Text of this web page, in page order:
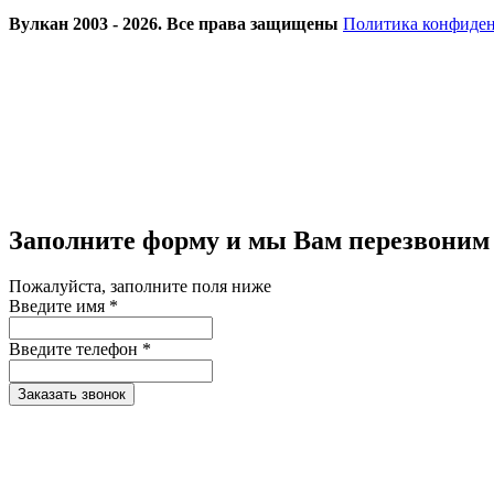
Вулкан 2003 - 2026. Все права защищены Политика
Заполните форму и мы Вам перезвоним
Пожалуйста, заполните поля ниже
Введите имя *
Введите телефон *